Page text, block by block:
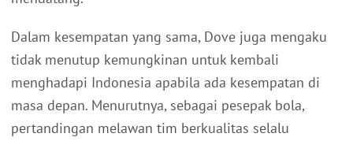
Dalam kesempatan yang sama, Dove juga mengaku
tidak menutup kemungkinan untuk kembali
menghadapi Indonesia apabila ada kesempatan di
masa depan. Menurutnya, sebagai pesepak bola,
pertandingan melawan tim berkualitas selalu